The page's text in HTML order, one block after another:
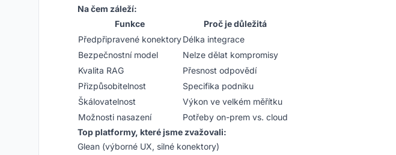
Na čem záleží:
Funkce
Proč je důležitá
Předpřipravené konektoryDélka integrace
Bezpečnostní model
Nelze dělat kompromisy
Kvalita RAG
Přesnost odpovědí
Přizpůsobitelnost
Specifika podniku
Škálovatelnost
Výkon ve velkém měřítku
Možnosti nasazení
Potřeby on-prem vs. cloud
Top platformy, které jsme zvažovali:
Glean (výborné UX, silné konektory)